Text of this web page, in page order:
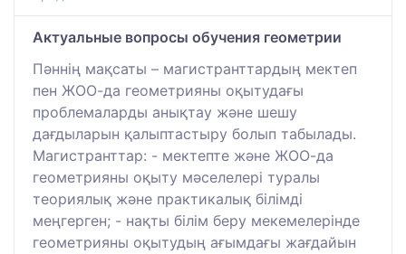
Актуальные вопросы обучения геометрии
Пәннің мақсаты – магистранттардың мектеп
пен ЖОО-да геометрияны оқытудағы
проблемаларды анықтау және шешу
дағдыларын қалыптастыру болып табылады.
Магистранттар: - мектепте және ЖОО-да
геометрияны оқыту мәселелері туралы
теориялық және практикалық білімді
меңгерген; - нақты білім беру мекемелерінде
геометрияны оқытудың ағымдағы жағдайын